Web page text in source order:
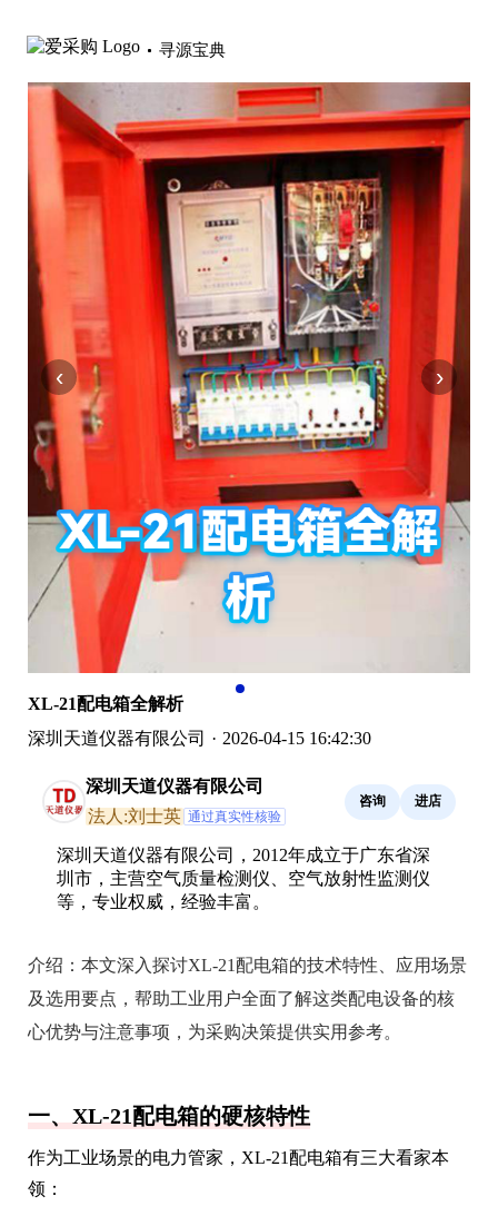
寻源宝典
‹ ›
XL-21配电箱全解析
深圳天道仪器有限公司 · 2026-04-15 16:42:30
深圳天道仪器有限公司
法人:刘士英 通过真实性核验
咨询 进店
深圳天道仪器有限公司，2012年成立于广东省深
圳市，主营空气质量检测仪、空气放射性监测仪
等，专业权威，经验丰富。
介绍： 本文深入探讨XL-21配电箱的技术特性、应用场景
及选用要点，帮助工业用户全面了解这类配电设备的核
心优势与注意事项，为采购决策提供实用参考。
一、XL-21配电箱的硬核特性
作为工业场景的电力管家，XL-21配电箱有三大看家本
领：